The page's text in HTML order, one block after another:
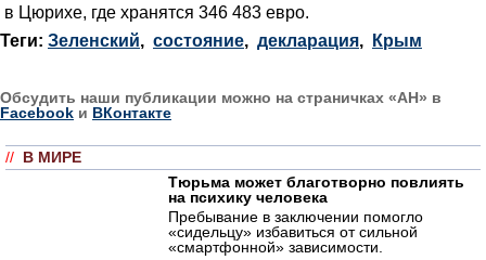
в Цюрихе, где хранятся 346 483 евро.
Теги: Зеленский, состояние, декларация, Крым
Обсудить наши публикации можно на страничках «АН» в
Facebook и ВКонтакте
// В МИРЕ
Тюрьма может благотворно повлиять
на психику человека
Пребывание в заключении помогло
«сидельцу» избавиться от сильной
«смартфонной» зависимости.